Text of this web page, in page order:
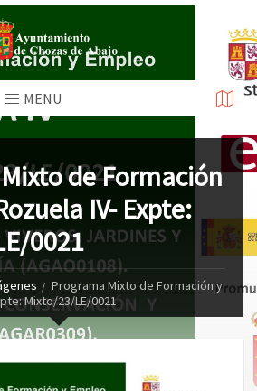
MENU
de Formación
IV- Expte:
0021
Programa Mixto de Formación y
Mixto/23/LE/0021